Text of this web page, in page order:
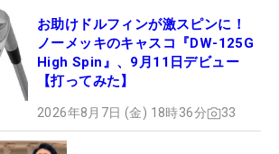
お助けドルフィンが激スピンに！
ノーメッキのキャスコ『DW-125G
High Spin』、9月11日デビュー
【打ってみた】
2026年8月7日 (金) 18時36分 33